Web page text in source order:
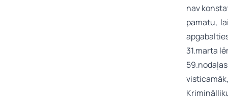
nav
pamatu,
31.marta